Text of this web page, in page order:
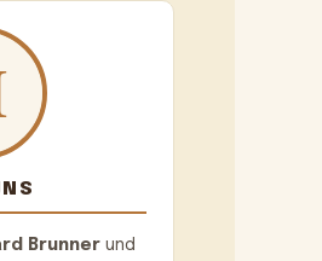
Brunnerund